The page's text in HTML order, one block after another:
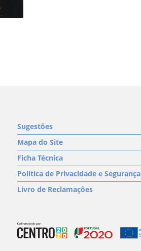
Sugestões
Mapa do Site
Ficha Técnica
Política de Privacidade e Segurança
Livro de Reclamações